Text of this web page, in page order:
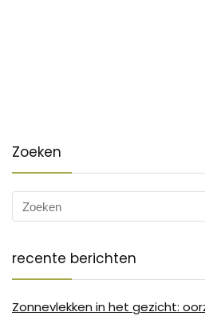
Zoeken
recente berichten
Zonnevlekken in het gezicht: